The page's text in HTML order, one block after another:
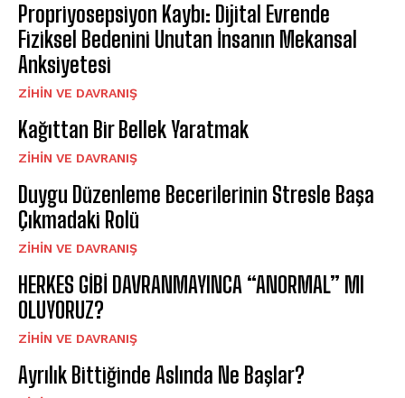
Propriyosepsiyon Kaybı: Dijital Evrende
Fiziksel Bedenini Unutan İnsanın Mekansal
Anksiyetesi
⁠ZIHIN VE DAVRANIŞ
Kağıttan Bir Bellek Yaratmak
⁠ZIHIN VE DAVRANIŞ
Duygu Düzenleme Becerilerinin Stresle Başa
Çıkmadaki Rolü
⁠ZIHIN VE DAVRANIŞ
HERKES GİBİ DAVRANMAYINCA “ANORMAL” MI
OLUYORUZ?
⁠ZIHIN VE DAVRANIŞ
Ayrılık Bittiğinde Aslında Ne Başlar?